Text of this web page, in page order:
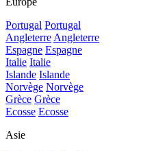
Portugal Portugal
Angleterre Angleterre
Espagne Espagne
Italie Italie
Islande Islande
Norvège Norvège
Grèce Grèce
Ecosse Ecosse
Asie